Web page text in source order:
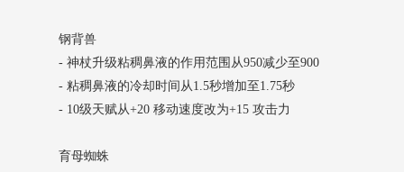
钢背兽
- 神杖升级粘稠鼻液的作用范围从950减少至900
- 粘稠鼻液的冷却时间从1.5秒增加至1.75秒
- 10级天赋从+20 移动速度改为+15 攻击力
育母蜘蛛